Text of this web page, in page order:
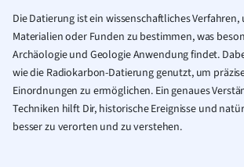
Die Datierung ist ein wissenschaftliches
Materialien oder Funden zu bestimmen, was
Archäologie und Geologie Anwendung findet.
wie die Radiokarbon-Datierung genutzt, um
Einordnungen zu ermöglichen. Ein genaues
Techniken hilft Dir, historische Ereignisse und
besser zu verorten und zu verstehen.